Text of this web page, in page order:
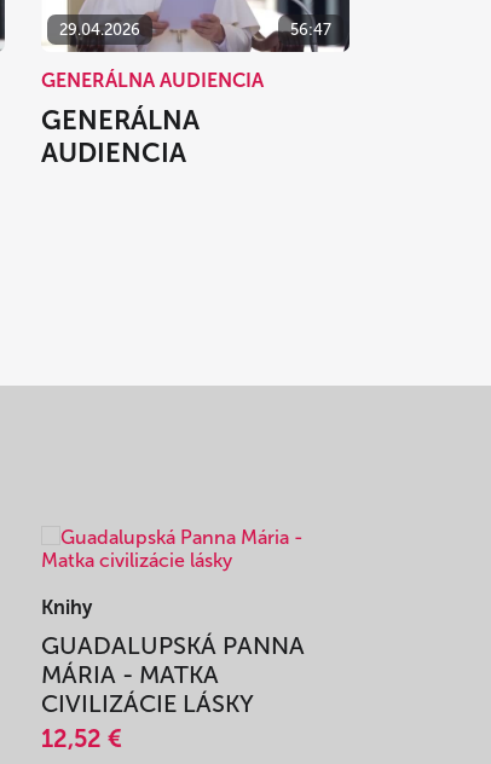
29.04.2026 56:47
GENERÁLNA AUDIENCIA
GENERÁLNA
AUDIENCIA
Knihy
GUADALUPSKÁ PANNA
MÁRIA - MATKA
CIVILIZÁCIE LÁSKY
12,52 €